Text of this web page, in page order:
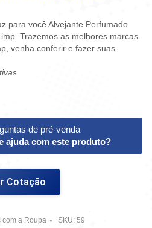
para você Alvejante Perfumado
Trazemos as melhores marcas
venha conferir e fazer suas
de pré-venda
ajuda com este produto?
Cotação
com a Roupa SKU: 59